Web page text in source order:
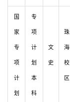
国
家
专
项
计
划
专
项
计
划
本
科
文
史
珠
海
校
区